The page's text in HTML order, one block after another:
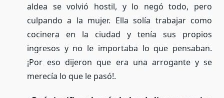
aldea se volvió hostil, y lo negó todo, pero
culpando a la mujer. Ella solía trabajar como
cocinera en la ciudad y tenía sus propios
ingresos y no le importaba lo que pensaban.
¡Por eso dijeron que era una arrogante y se
merecía lo que le pasó!.